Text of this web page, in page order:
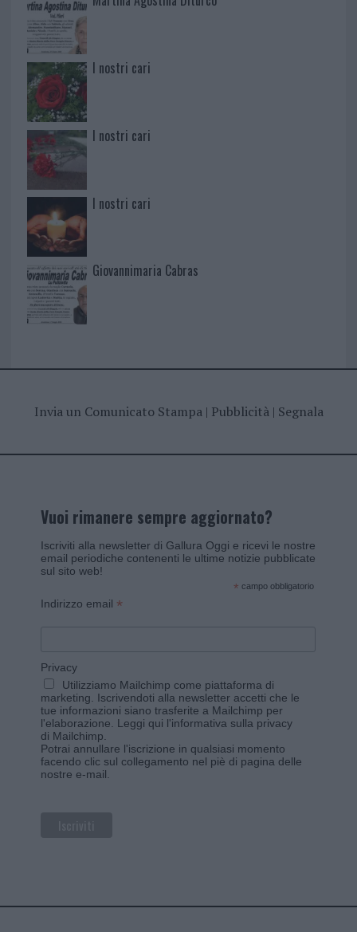
I nostri cari
I nostri cari
I nostri cari
Giovannimaria Cabras
Invia un Comunicato Stampa| Pubblicità| Segnala
Vuoi rimanere sempre aggiornato?
Iscriviti alla newsletter di Gallura Oggi e ricevi le nostre
email periodiche contenenti le ultime notizie pubblicate
sul sito web!
* campo obbligatorio
Indirizzo email *
Privacy
Utilizziamo Mailchimp come piattaforma di
marketing. Iscrivendoti alla newsletter accetti che le
tue informazioni siano trasferite a Mailchimp per
l'elaborazione. Leggi qui l'informativa sulla privacy
di Mailchimp
Potrai annullare l'iscrizione in qualsiasi momento
facendo clic sul collegamento nel piè di pagina delle
nostre e-mail.